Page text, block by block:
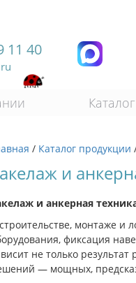
11 40
Каталог
/ Каталог продукции
и
и анкерная
монтаже и
фиксация
не только
— мощных,